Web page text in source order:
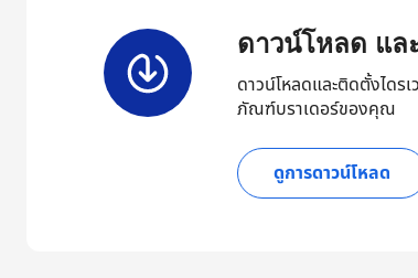
ดาวน์โหลด แล
ดาวน์โหลดและติดตั้งไดร
ภัณฑ์บราเดอร์ของคุณ
ดูการดาวน์โหลด